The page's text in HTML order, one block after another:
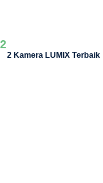
2
2 Kamera LUMIX Terbaik